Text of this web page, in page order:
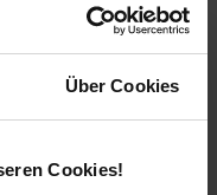
Über Cookies
Cookies!
und deinen
ist dir
unwohl. Je
desto
Tätigkeiten